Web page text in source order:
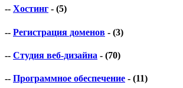
-- Хостинг - (5)
-- Регистрация доменов - (3)
-- Студия веб-дизайна - (70)
-- Программное обеспечение - (11)